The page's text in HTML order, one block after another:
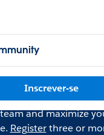
Inscrever-se
and maximize
Registerthree or